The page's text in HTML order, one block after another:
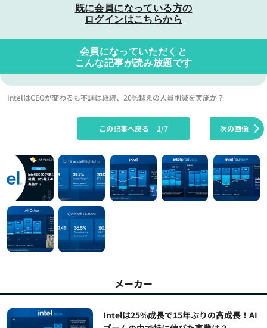
既に会員になっている方の
ログインはこちらから
会員になっていただくと
こんな記事が読み放題です
IntelはCEOが変わるも不調は継続、20%越えの人員削減を実施か？
次の画像
この記事へ戻る 1/7
メーカー
Intelは25%成長で15年ぶりの高成長！AI